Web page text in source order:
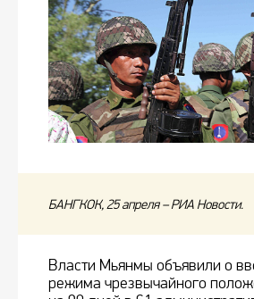
БАНГКОК, 25 апреля – РИА Новости.
Власти Мьянмы объявили о
режима чрезвычайного